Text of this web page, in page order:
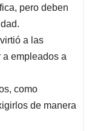
pero deben
a las
empleados a
como
de manera